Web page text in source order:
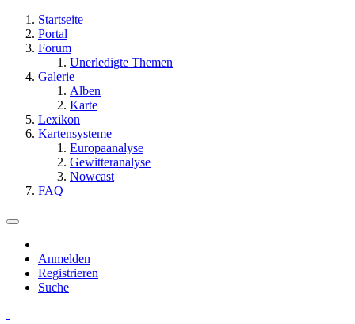
Startseite
Portal
Forum
Unerledigte Themen
Galerie
Alben
Karte
Lexikon
Kartensysteme
Europaanalyse
Gewitteranalyse
Nowcast
FAQ
Anmelden
Registrieren
Suche